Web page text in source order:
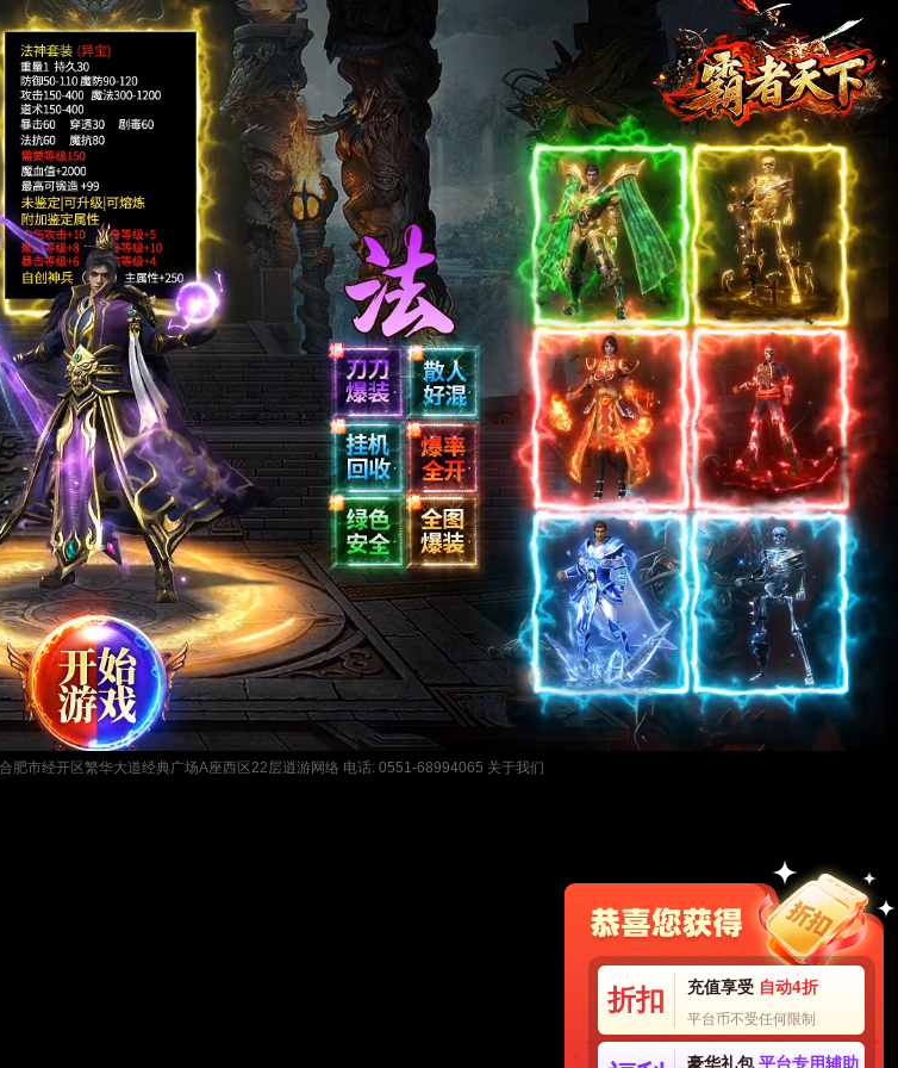
肥市经开区繁华大道经典广场A座西区22层逍游网络 电话: 0551-68994065 关于我们
折扣 充值享受 自动4折
平台币不受任何限制
豪华礼包 平台专用辅助